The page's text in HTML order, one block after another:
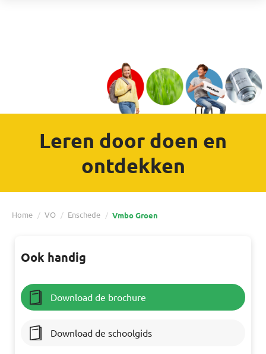
Leren door doen en
ontdekken
Home VO Enschede Vmbo Groen
Ook handig
Download de brochure
Download de schoolgids